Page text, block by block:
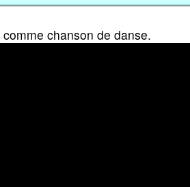
chanson de danse.